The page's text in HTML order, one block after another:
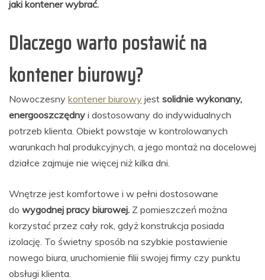
jaki kontener wybrać.
Dlaczego warto postawić na
kontener biurowy?
Nowoczesny kontener biurowy jest solidnie wykonany,
energooszczędny i dostosowany do indywidualnych
potrzeb klienta. Obiekt powstaje w kontrolowanych
warunkach hal produkcyjnych, a jego montaż na docelowej
działce zajmuje nie więcej niż kilka dni.
Wnętrze jest komfortowe i w pełni dostosowane
do wygodnej pracy biurowej. Z pomieszczeń można
korzystać przez cały rok, gdyż konstrukcja posiada
izolację. To świetny sposób na szybkie postawienie
nowego biura, uruchomienie filii swojej firmy czy punktu
obsługi klienta.